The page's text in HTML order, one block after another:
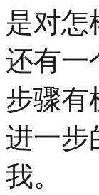
是对怎
还有一
步骤有
进一步
我。